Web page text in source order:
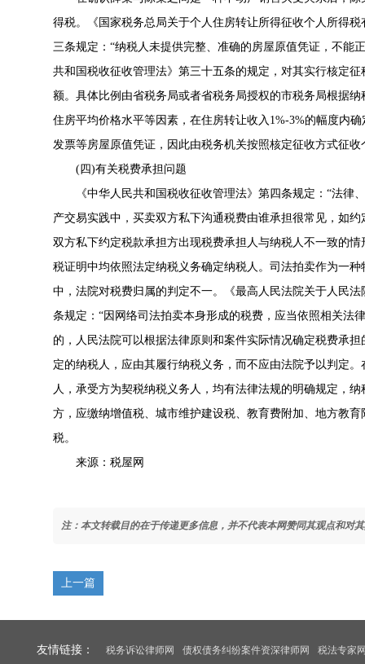
得税。《 国家税务总局关于个人住房转让所得征收个人所得税
三条规定：“纳税人未提供完整、准确的房屋原值凭证，不能
共和国税收征收管理法》第三十五条的规定，对其实行核定
额。具体比例由省税务局或者省税务局授权的市税务局根据
住房平均价格水平等因素，在住房转让收入1%-3%的幅度内
发票等房屋原值凭证，因此由税务机关按照核定征收方式征收
(四)有关税费承担问题
《中华人民共和国税收征收管理法》第四条规定：“法律
产交易实践中，买卖双方私下沟通税费由谁承担很常见，如
双方私下约定税款承担方出现税费承担人与纳税人不一致的
税证明中均依照法定纳税义务确定纳税人。司法拍卖作为一
中，法院对税费归属的判定不一。《最高人民法院关于人民
条规定：“因网络司法拍卖本身形成的税费，应当依照相关法
的，人民法院可以根据法律原则和案件实际情况确定税费承
定的纳税人，应由其履行纳税义务，而不应由法院予以判定
人，承受方为契税纳税义务人，均有法律法规的明确规定，
方，应缴纳增值税、城市维护建设税、教育费附加、地方教
税。
来源：税屋网
注：本文转载目的在于传递更多信息，并不代表本网赞同其观点和对
上一篇
友情链接： 税务诉讼律师网 债权债务纠纷案件资深律师网 税法专家